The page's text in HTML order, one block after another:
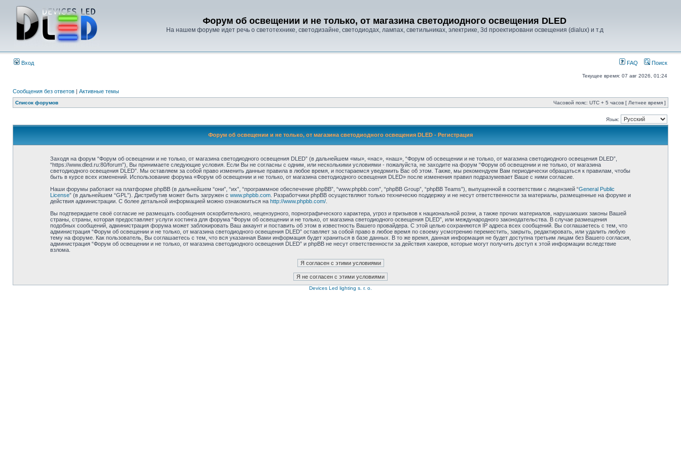
Форум об освещении и не только, от магазина светодиодного освещения DLED
На нашем форуме идет речь о светотехнике, светодизайне, светодиодах, лампах, светильниках, электрике, 3d проектировани освещения (dialux) и т.д
Вход FAQ Поиск
Текущее время: 07 авг 2026, 01:24
Сообщения без ответов | Активные темы
Список форумов Часовой пояс: UTC + 5 часов [ Летнее время ]
Язык:
Форум об освещении и не только, от магазина светодиодного освещения DLED - Регистрация
Заходя на форум “Форум об освещении и не только, от магазина светодиодного освещения DLED” (в дальнейшем «мы», «нас», «наш», “Форум об освещении и не только, от магазина светодиодного освещения DLED”,
“https://www.dled.ru:80/forum”), Вы принимаете следующие условия. Если Вы не согласны с одним, или несколькими условиями - пожалуйста, не заходите на форум “Форум об освещении и не только, от магазина
светодиодного освещения DLED”. Мы оставляем за собой право изменить данные правила в любое время, и постараемся уведомить Вас об этом. Также, мы рекомендуем Вам периодически обращаться к правилам, чтобы
быть в курсе всех изменений. Использование форума «Форум об освещении и не только, от магазина светодиодного освещения DLED» после изменения правил подразумевает Ваше с ними согласие.
Наши форумы работают на платформе phpBB (в дальнейшем “они”, “их”, “программное обеспечение phpBB”, “www.phpbb.com”, “phpBB Group”, “phpBB Teams”), выпущенной в соответствии с лицензией “General Public
License” (в дальнейшем “GPL”). Дистрибутив может быть загружен с www.phpbb.com. Разработчики phpBB осуществляют только техническю поддержку и не несут ответственности за материалы, размещенные на форуме и
действия администрации. С более детальной информацией можно ознакомиться на http://www.phpbb.com/.
Вы подтверждаете своё согласие не размещать сообщения оскорбительного, нецензурного, порнографического характера, угроз и призывов к национальной розни, а также прочих материалов, нарушаюших законы Вашей
страны, страны, которая предоставляет услуги хостинга для форума “Форум об освещении и не только, от магазина светодиодного освещения DLED”, или международного законодательства. В случае размещения
подобных сообщений, администрация форума может заблокировать Ваш аккаунт и поставить об этом в известность Вашего провайдера. С этой целью сохраняются IP адреса всех сообщений. Вы соглашаетесь с тем, что
администрация “Форум об освещении и не только, от магазина светодиодного освещения DLED” оставляет за собой право в любое время по своему усмотрению переместить, закрыть, редактировать, или удалить любую
тему на форуме. Как пользователь, Вы соглашаетесь с тем, что вся указанная Вами информация будет храниться в базе данных. В то же время, данная информация не будет доступна третьим лицам без Вашего согласия,
администрация “Форум об освещении и не только, от магазина светодиодного освещения DLED” и phpBB не несут ответственности за действия хакеров, которые могут получить доступ к этой информации вследствие
взлома.
Devices Led lighting s. r. o.